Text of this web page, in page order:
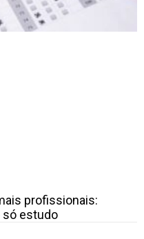
profissionais:
só estudo